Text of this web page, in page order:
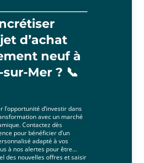
d’achat
neuf à
Mer ? 📞
l’opportunité d’investir dans
avec un marché
Contactez dès
pour bénéficier d’un
adapté à vos
à nos alertes pour être
des nouvelles offres et saisir